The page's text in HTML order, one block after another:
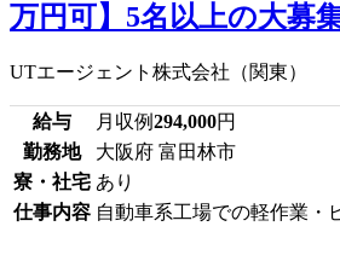
万円可】5名以上の大募
UTエージェント株式会社（関東）
給与 月収例294,000円
勤務地
大阪府 富田林市
寮・社宅 あり
仕事内容 自動車系工場での軽作業・